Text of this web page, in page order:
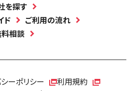
を探す
ド
ご利用の流れ
相談
ーポリシー 利用規約